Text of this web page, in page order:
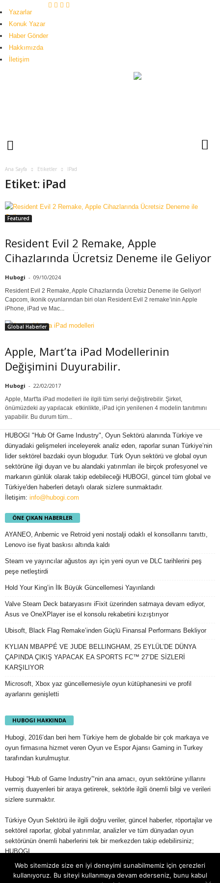
Yazarlar
Konuk Yazar
Haber Gönder
Hakkımızda
İletişim
Ana Sayfa Etiketler IPad
Etiket: iPad
Featured
Resident Evil 2 Remake, Apple
Cihazlarında Ücretsiz Deneme ile Geliyor
Hubogi - 09/10/2024
Resident Evil 2 Remake, Apple Cihazlarında Ücretsiz Deneme ile Geliyor!
Capcom, ikonik oyunlarından biri olan Resident Evil 2 remake’inin Apple
iPhone, iPad ve Mac...
Global Haberler
Apple, Mart’ta iPad Modellerinin
Değişimini Duyurabilir.
Hubogi - 22/02/2017
Apple, Mart'ta iPad modelleri ile ilgili tüm seriyi değiştirebilir. Şirket,
önümüzdeki ay yapılacak etkinlikte, iPad için yenilenen 4 modelin tanıtımını
yapabilir. Bu durum tüm...
HUBOGI "Hub Of Game Industry", Oyun Sektörü alanında Türkiye ve
dünyadaki gelişmeleri inceleyerek analiz eden, raporlar sunan Türkiye’nin
lider sektörel bazdaki oyun blogudur. Türk Oyun sektörü ve global oyun
sektörüne ilgi duyan ve bu alandaki yatırımları ile birçok profesyonel ve
markanın günlük olarak takip edebileceği HUBOGI, güncel tüm global ve
Türkiye'den haberleri detaylı olarak sizlere sunmaktadır.
İletişim: info@hubogi.com
ÖNE ÇIKAN HABERLER
AYANEO, Anbernic ve Retroid yeni nostalji odaklı el konsollarını tanıttı,
Lenovo ise fiyat baskısı altında kaldı
Steam ve yayıncılar ağustos ayı için yeni oyun ve DLC tarihlerini peş
peşe netleştirdi
Hold Your King’in İlk Büyük Güncellemesi Yayınlandı
Valve Steam Deck bataryasını iFixit üzerinden satmaya devam ediyor,
Asus ve OneXPlayer ise el konsolu rekabetini kızıştırıyor
Ubisoft, Black Flag Remake’inden Güçlü Finansal Performans Bekliyor
KYLIAN MBAPPÉ VE JUDE BELLINGHAM, 25 EYLÜL’DE DÜNYA
ÇAPINDA ÇIKIŞ YAPACAK EA SPORTS FC™ 27’DE SİZLERİ
KARŞILIYOR
Microsoft, Xbox yaz güncellemesiyle oyun kütüphanesini ve profil
ayarlarını genişletti
HUBOGI HAKKINDA
Hubogi, 2016’dan beri hem Türkiye hem de globalde bir çok markaya ve
oyun firmasına hizmet veren Oyun ve Espor Ajansı Gaming in Turkey
tarafından kurulmuştur.
Hubogi “Hub of Game Industry”‘nin ana amacı, oyun sektörüne yıllarını
vermiş duayenleri bir araya getirerek, sektörle ilgili önemli bilgi ve verileri
sizlere sunmaktır.
Türkiye Oyun Sektörü ile ilgili doğru veriler, güncel haberler, röportajlar ve
sektörel raporlar, global yatırımlar, analizler ve tüm dünyadan oyun
sektörünün önemli haberlerini tek bir merkezden takip edebilirsiniz;
HUBOGI.
Çerez Politikası Aydınlatma Metni Kullanıcı Sözleşmesi
Web sitemizde size en iyi deneyimi sunabilmemiz için çerezleri
kullanıyoruz. Bu siteyi kullanmaya devam ederseniz, bunu kabul